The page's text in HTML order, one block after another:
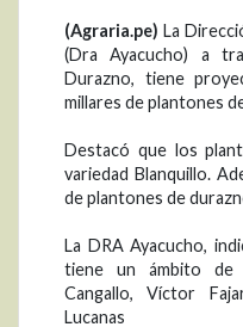
(Agraria.pe) La
(Dra Ayacucho) a
Durazno, tiene
millares de plantones
Destacó que los
variedad Blanquillo.
de plantones de
La DRA Ayacucho,
tiene un ámbito de
Cangallo, Víctor
Lucanas